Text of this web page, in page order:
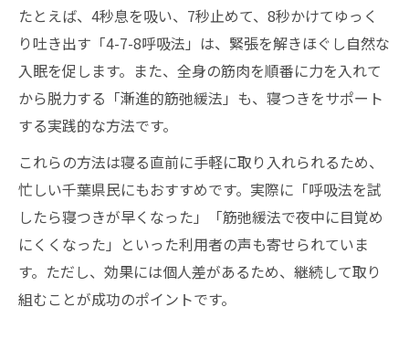
たとえば、4秒息を吸い、7秒止めて、8秒かけてゆっく
り吐き出す「4-7-8呼吸法」は、緊張を解きほぐし自然な
入眠を促します。また、全身の筋肉を順番に力を入れて
から脱力する「漸進的筋弛緩法」も、寝つきをサポート
する実践的な方法です。
これらの方法は寝る直前に手軽に取り入れられるため、
忙しい千葉県民にもおすすめです。実際に「呼吸法を試
したら寝つきが早くなった」「筋弛緩法で夜中に目覚め
にくくなった」といった利用者の声も寄せられていま
す。ただし、効果には個人差があるため、継続して取り
組むことが成功のポイントです。